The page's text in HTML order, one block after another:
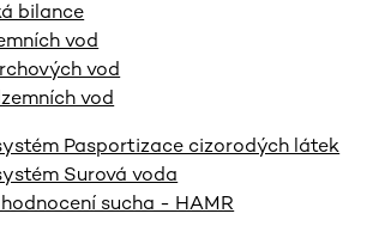
bilance
vod
vod
vod
Pasportizace cizorodých látek
Surová voda
sucha - HAMR